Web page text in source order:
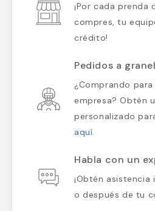
¡Por cada prenda
compres, tu
crédito!
Pedidos a
¿Comprando
empresa? Obtén
personalizado
aquí.
Habla con un
¡Obtén asistencia
o después de tu